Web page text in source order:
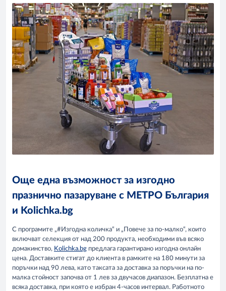
Още една възможност за изгодно
празнично пазаруване с МЕТРО България
и Kolichka.bg
С програмите „#Изгодна количка“ и „Повече за по-малко“, които
включват селекция от над 200 продукта, необходими във всяко
домакинство, Kolichka.bg предлага гарантирано изгодна онлайн
цена. Доставките стигат до клиента в рамките на 180 минути за
поръчки над 90 лева, като таксата за доставка за поръчки на по-
малка стойност започва от 1 лев за двучасов диапазон. Безплатна е
всяка доставка, при която е избран 4-часов интервал. Работното